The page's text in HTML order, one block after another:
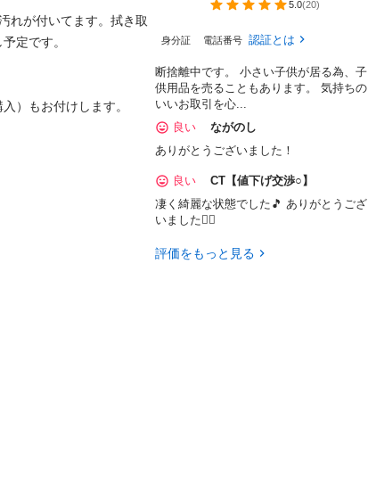
れが付いてます。拭き取
定です。
）もお付けします。
5.0(20)
身分証 電話番号 認証とは
断捨離中です。 小さい子供が居る為、子
供用品を売ることもあります。 気持ちの
いいお取引を心...
良い
ながのし
ありがとうございました！
良い
CT【値下げ交渉○】
凄く綺麗な状態でした🎵 ありがとうござ
いました🙇‍♀️
評価をもっと見る